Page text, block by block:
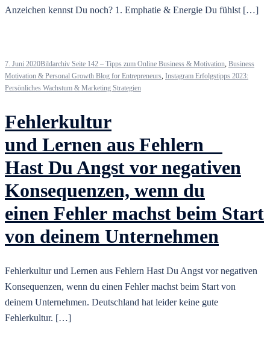
Anzeichen kennst Du noch? 1. Emphatie & Energie Du fühlst […]
7. Juni 2020Bildarchiv Seite 142 – Tipps zum Online Business & Motivation, Business
Motivation & Personal Growth Blog for Entrepreneurs, Instagram Erfolgstipps 2023:
Persönliches Wachstum & Marketing Strategien
Fehlerkultur
und Lernen aus Fehlern ⠀
Hast Du Angst vor negativen
Konsequenzen, wenn du
einen Fehler machst beim Start
von deinem Unternehmen
Fehlerkultur und Lernen aus Fehlern Hast Du Angst vor negativen
Konsequenzen, wenn du einen Fehler machst beim Start von
deinem Unternehmen. Deutschland hat leider keine gute
Fehlerkultur. […]